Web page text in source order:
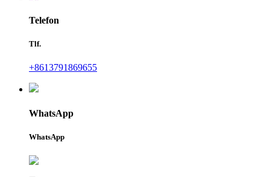
Telefon
Tlf.
+8613791869655
WhatsApp
WhatsApp